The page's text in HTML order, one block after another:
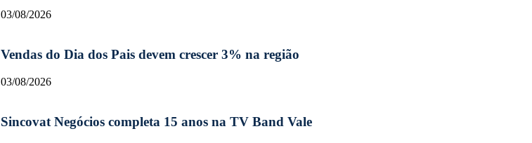
03/08/2026
Vendas do Dia dos Pais devem crescer 3% na região
03/08/2026
Sincovat Negócios completa 15 anos na TV Band Vale